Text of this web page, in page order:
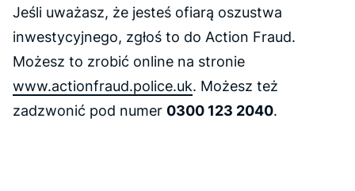
Jeśli uważasz, że jesteś ofiarą oszustwa
inwestycyjnego, zgłoś to do Action Fraud.
Możesz to zrobić online na stronie
www.actionfraud.police.uk. Możesz też
zadzwonić pod numer 0300 123 2040.